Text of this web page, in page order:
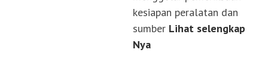
kesiapan peralatan dan
sumber Lihat selengkap
Nya